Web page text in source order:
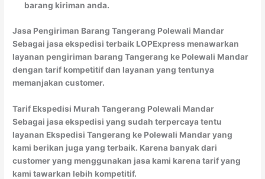
barang kiriman anda.
Jasa Pengiriman Barang Tangerang Polewali Mandar
Sebagai jasa ekspedisi terbaik LOPExpress menawarkan
layanan pengiriman barang Tangerang ke Polewali Mandar
dengan tarif kompetitif dan layanan yang tentunya
memanjakan customer.
Tarif Ekspedisi Murah Tangerang Polewali Mandar
Sebagai jasa ekspedisi yang sudah terpercaya tentu
layanan Ekspedisi Tangerang ke Polewali Mandar yang
kami berikan juga yang terbaik. Karena banyak dari
customer yang menggunakan jasa kami karena tarif yang
kami tawarkan lebih kompetitif.